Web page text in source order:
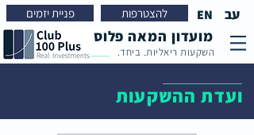
עב EN להצטרפות פניית יזמים
מועדון המאה פלוס
השקעות ריאליות. ביחד.
ועדת ההשקעות